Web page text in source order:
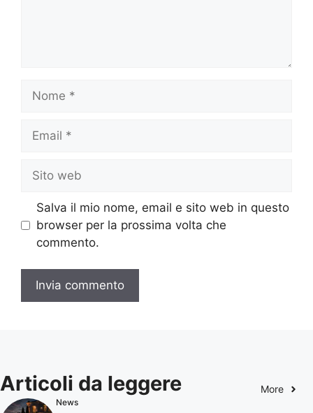
web
Salva il mio nome, email e sito web in questo
browser per la prossima volta che
commento.
Articoli da leggere More
News